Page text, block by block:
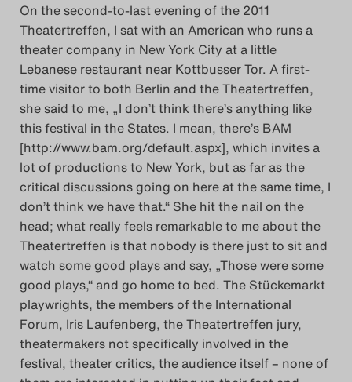
On the second-to-last evening of the 2011
Theatertreffen, I sat with an American who runs a
theater company in New York City at a little
Lebanese restaurant near Kottbusser Tor. A first-
time visitor to both Berlin and the Theatertreffen,
she said to me, „I don’t think there’s anything like
this festival in the States. I mean, there’s BAM
[http://www.bam.org/default.aspx], which invites a
lot of productions to New York, but as far as the
critical discussions going on here at the same time, I
don’t think we have that.“ She hit the nail on the
head; what really feels remarkable to me about the
Theatertreffen is that nobody is there just to sit and
watch some good plays and say, „Those were some
good plays,“ and go home to bed. The Stückemarkt
playwrights, the members of the International
Forum, Iris Laufenberg, the Theatertreffen jury,
theatermakers not specifically involved in the
festival, theater critics, the audience itself – none of